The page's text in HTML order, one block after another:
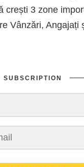
crești 3 zone
Vânzări, Angajați
SUBSCRIPTION